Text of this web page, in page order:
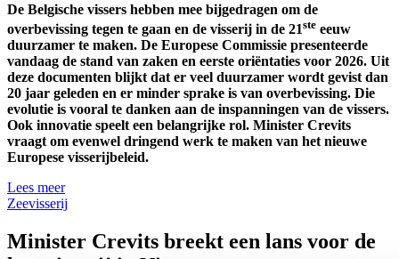
De Belgische vissers hebben mee bijgedragen om de
overbevissing tegen te gaan en de visserij in de 21ste eeuw
duurzamer te maken. De Europese Commissie presenteerde
vandaag de stand van zaken en eerste oriëntaties voor 2026. Uit
deze documenten blijkt dat er veel duurzamer wordt gevist dan
20 jaar geleden en er minder sprake is van overbevissing. Die
evolutie is vooral te danken aan de inspanningen van de vissers.
Ook innovatie speelt een belangrijke rol. Minister Crevits
vraagt om evenwel dringend werk te maken van het nieuwe
Europese visserijbeleid.
Lees meer
Zeevisserij
Minister Crevits breekt een lans voor de